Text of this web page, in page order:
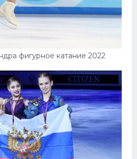
фигурное катание 2022